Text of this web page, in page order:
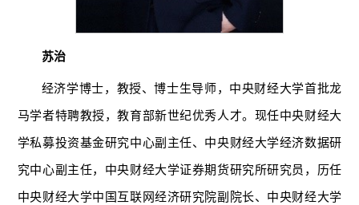
苏治
经济学博士，教授、博士生导师，中央财经大学首批龙
马学者特聘教授，教育部新世纪优秀人才。现任中央财经大
学私募投资基金研究中心副主任、中央财经大学经济数据研
究中心副主任，中央财经大学证券期货研究所研究员，历任
中央财经大学中国互联网经济研究院副院长、中央财经大学